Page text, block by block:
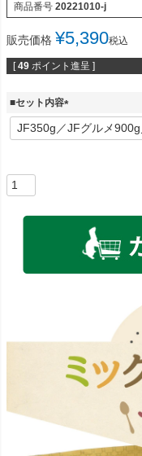
商品番号 20221010-j
販売価格 ¥5,390税込
[ 49 ポイント進呈 ]
■セット内容
(
必